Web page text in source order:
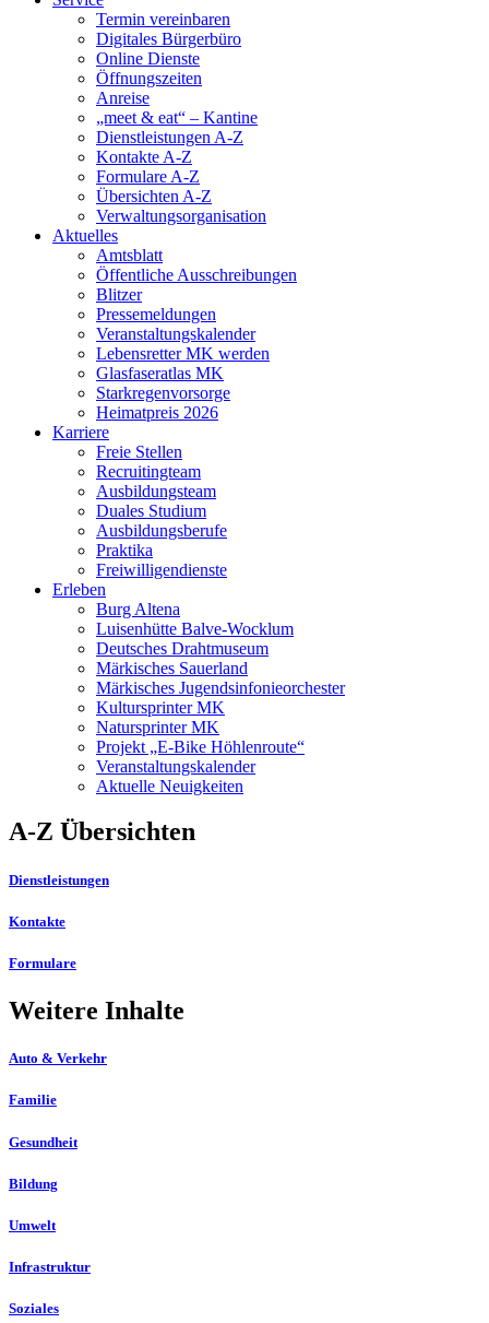
Termin vereinbaren
Digitales Bürgerbüro
Online Dienste
Öffnungszeiten
Anreise
„meet & eat“ – Kantine
Dienstleistungen A-Z
Kontakte A-Z
Formulare A-Z
Übersichten A-Z
Verwaltungsorganisation
Aktuelles
Amtsblatt
Öffentliche Ausschreibungen
Blitzer
Pressemeldungen
Veranstaltungskalender
Lebensretter MK werden
Glasfaseratlas MK
Starkregenvorsorge
Heimatpreis 2026
Karriere
Freie Stellen
Recruitingteam
Ausbildungsteam
Duales Studium
Ausbildungsberufe
Praktika
Freiwilligendienste
Erleben
Burg Altena
Luisenhütte Balve-Wocklum
Deutsches Drahtmuseum
Märkisches Sauerland
Märkisches Jugendsinfonieorchester
Kultursprinter MK
Natursprinter MK
Projekt „E-Bike Höhlenroute“
Veranstaltungskalender
Aktuelle Neuigkeiten
A-Z Übersichten
Dienstleistungen
Kontakte
Formulare
Weitere Inhalte
Auto & Verkehr
Familie
Gesundheit
Bildung
Umwelt
Infrastruktur
Soziales